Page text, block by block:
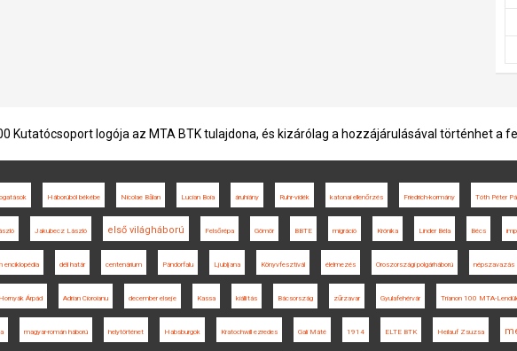
Kutatócsoport logója az MTA BTK tulajdona, és kizárólag a hozzájárulásával történhet a
Háborúból békébe Nicolae Bălan Lucian Boia áruhiány Ruhr-vidék katonai ellenőrzés Friedrich-kormány Tóth Péter Pál
Jakubecz László első világháború Felsőrépa Gömör BBTE migráció Krónika Linder Béla Bécs
enciklopédia déli határ centenárium Pándorfalu Ljubljana Könyvfesztivál élelmezés Oroszországi polgárháború népszavazás
Hornyák Árpád Adrian Cioroianu december elseje Kassa kiállítás Bácsország zűrzavar Gyulafehérvár Trianon 100 MTA-
magyar-román háború helytörténet Habsburgok Kratochwill ezredes Gali Máté 1914 ELTE BTK Heilauf Zsuzsa